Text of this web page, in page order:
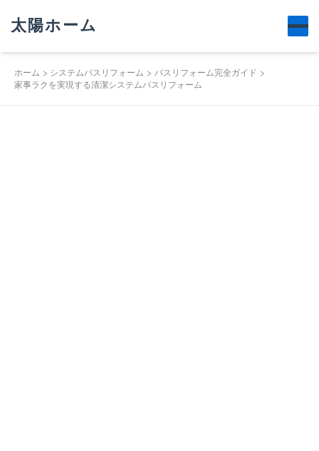
太陽ホーム
ホーム システムバスリフォーム
バスリフォーム完全ガイド
家事ラクを実現する清潔システムバスリフォーム